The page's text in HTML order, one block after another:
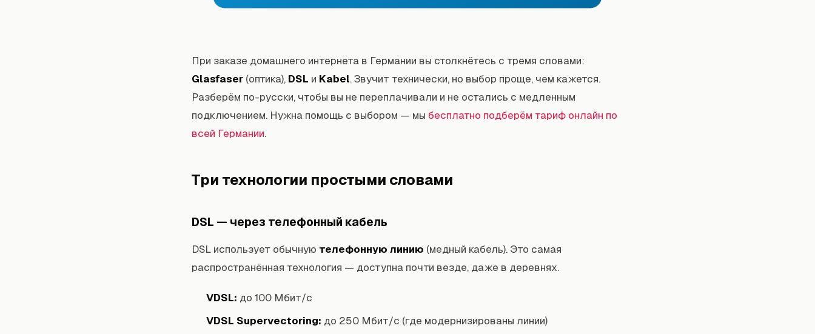
При заказе домашнего интернета в Германии вы столкнётесь с тремя словами:
Glasfaser (оптика), DSL и Kabel. Звучит технически, но выбор проще, чем кажется.
Разберём по-русски, чтобы вы не переплачивали и не остались с медленным
подключением. Нужна помощь с выбором — мы бесплатно подберём тариф онлайн по
всей Германии.
Три технологии простыми словами
DSL — через телефонный кабель
DSL использует обычную телефонную линию (медный кабель). Это самая
распространённая технология — доступна почти везде, даже в деревнях.
VDSL: до 100 Мбит/с
VDSL Supervectoring: до 250 Мбит/с (где модернизированы линии)